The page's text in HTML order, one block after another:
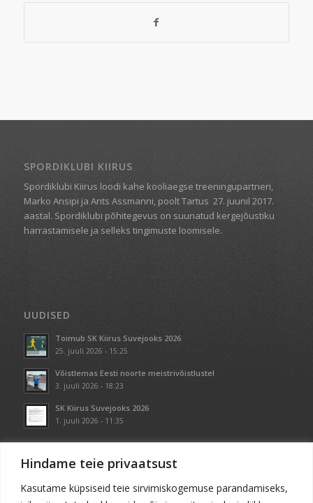
Hindame teie privaatsust
Kasutame küpsiseid teie sirvimiskogemuse parandamiseks,
SPORDIKLUBI KIIRUS
Spordiklubi Kiirus loodi kahe kooliaegse treeningupartneri,
Marko Ansipi ja Ants Assmanni, poolt Tartus 27. juunil 2017.
aastal. Spordiklubi põhitegevus on suunatud kergejõustiku
harrastamisele ja selleks tingimuste loomisele.
UUDISED
Toimub SK Kiirus Suvejooks 2026
25. juuli 2026 - 15:25
Võistlemas Eesti noorte meistrivõistlustel
3. juuli 2026 - 18:23
SK Kiirus Suvejooks 2026
1. juuli 2026 - 11:35
KONTAKT